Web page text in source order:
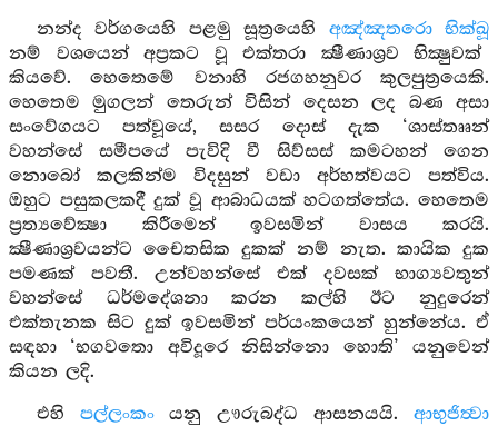
නන්ද වර්ගයෙහි පළමු සූත්‍රයෙහි අඤ්ඤතරො භික්ඛූ
නම් වශයෙන් අප්‍රකට වූ එක්තරා ක්‍ෂීණාශ්‍රව භික්‍ෂුවක්
කියවේ. හෙතෙමේ වනාහි රජගහනුවර කුලපුත්‍රයෙකි.
හෙතෙම මුගලන් තෙරුන් විසින් දෙසන ලද බණ අසා
සංවේගයට පත්වූයේ, සසර දොස් දැක ‘ශාස්තෲන්
වහන්සේ සමීපයේ පැවිදි වී සිව්සස් කමටහන් ගෙන
නොබෝ කලකින්ම විදසුන් වඩා අර්හත්වයට පත්විය.
ඔහුට පසුකලකදී දුක් වූ ආබාධයක් හටගත්තේය. හෙතෙම
ප්‍රත්‍යවේක්‍ෂා කිරීමෙන් ඉවසමින් වාසය කරයි.
ක්‍ෂීණාශ්‍රවයන්ට චෛතසික දුකක් නම් නැත. කායික දුක
පමණක් පවතී. උන්වහන්සේ එක් දවසක් භාග්‍යවතුන්
වහන්සේ ධර්මදේශනා කරන කල්හි ඊට නුදුරෙන්
එක්තැනක සිට දුක් ඉවසමින් පර්යංකයෙන් හුන්නේය. ඒ
සඳහා ‘භගවතො අවිදූරෙ නිසින්නො හොති’ යනුවෙන්
කියන ලදි.
එහි පල්ලංකංයනු ඌරුබද්ධ ආසනයයි. ආභුජිත්‍වා